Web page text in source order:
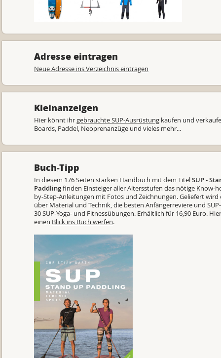
Adresse eintragen
Neue Adresse ins Verzeichnis eintragen
Kleinanzeigen
Hier könnt ihrgebrauchte SUP-Ausrüstung kaufen und
Boards, Paddel, Neoprenanzüge und vieles mehr...
Buch-Tipp
In diesem 176 Seiten starken Handbuch mit dem TitelSUP -
Paddlingfinden Einsteiger aller Altersstufen das nötige Know-
by-Step-Anleitungen mit Fotos und Zeichnungen. Geliefert wird
über Material und Technik, die besten Anfängerreviere und
30 SUP-Yoga- und Fitnessübungen. Erhältlich für 16,90 Euro.
einen Blick ins Buch werfen.